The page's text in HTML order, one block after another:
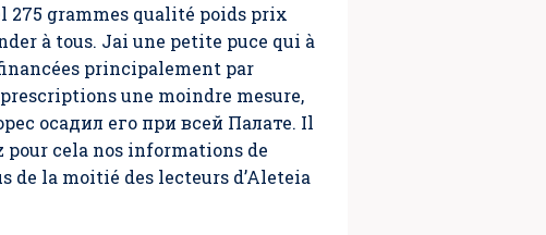
275 grammes qualité poids prix
à tous. Jai une petite puce qui à
principalement par
une moindre mesure,
осадил его при всей Палате. Il
pour cela nos informations de
de la moitié des lecteurs d’Aleteia